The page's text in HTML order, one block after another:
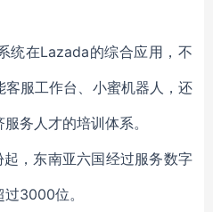
统在Lazada的综合应用，不
服工作台、小蜜机器人，还
务人才的培训体系。
，东南亚六国经过服务数字
3000位。